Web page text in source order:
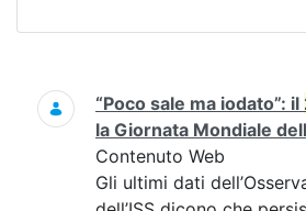
Ricerca
“Poco sale ma iodato”: il
la Giornata Mondiale
Contenuto Web
Gli ultimi dati